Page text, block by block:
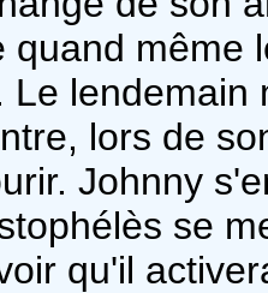
quand même
Le
lors de
Johnny
se
qu'il